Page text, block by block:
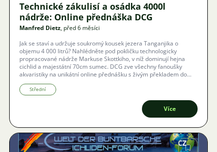
Technické zákulisí a osádka 4000l
nádrže: Online přednáška DCG
Manfred Dietz, před 6 měsíci
Jak se staví a udržuje soukromý kousek jezera Tanganjika o
objemu 4 000 litrů? Nahlédněte pod pokličku technologicky
propracované nádrže Markuse Skottkiho, v níž dominují hejna
cichlid a majestátní 70cm sumec. DCG zve všechny fanoušky
akvaristiky na unikátní online přednášku s živým překladem do
češtiny.
Střední
Více